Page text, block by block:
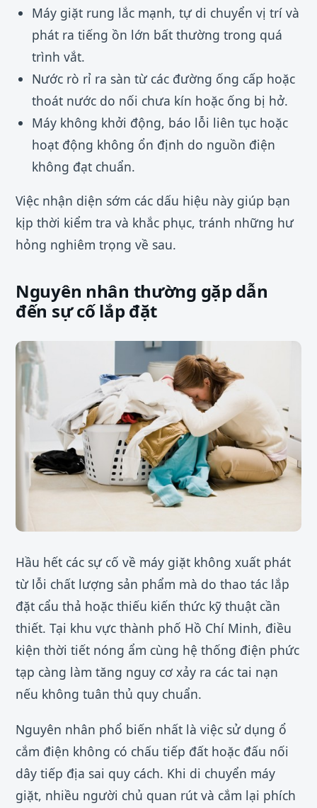
Máy giặt rung lắc mạnh, tự di chuyển vị trí và
phát ra tiếng ồn lớn bất thường trong quá
trình vắt.
Nước rò rỉ ra sàn từ các đường ống cấp hoặc
thoát nước do nối chưa kín hoặc ống bị hở.
Máy không khởi động, báo lỗi liên tục hoặc
hoạt động không ổn định do nguồn điện
không đạt chuẩn.
Việc nhận diện sớm các dấu hiệu này giúp bạn
kịp thời kiểm tra và khắc phục, tránh những hư
hỏng nghiêm trọng về sau.
Nguyên nhân thường gặp dẫn
đến sự cố lắp đặt
Hầu hết các sự cố về máy giặt không xuất phát
từ lỗi chất lượng sản phẩm mà do thao tác lắp
đặt cẩu thả hoặc thiếu kiến thức kỹ thuật cần
thiết. Tại khu vực thành phố Hồ Chí Minh, điều
kiện thời tiết nóng ẩm cùng hệ thống điện phức
tạp càng làm tăng nguy cơ xảy ra các tai nạn
nếu không tuân thủ quy chuẩn.
Nguyên nhân phổ biến nhất là việc sử dụng ổ
cắm điện không có chấu tiếp đất hoặc đấu nối
dây tiếp địa sai quy cách. Khi di chuyển máy
giặt, nhiều người chủ quan rút và cắm lại phích